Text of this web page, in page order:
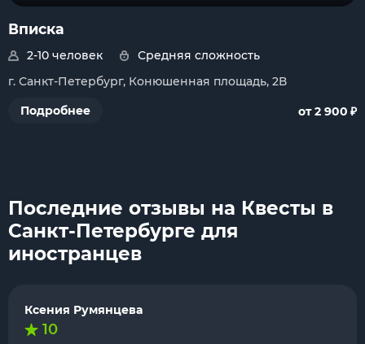
Вписка
2-10 человек
Средняя сложность
г. Санкт-Петербург, Конюшенная площадь, 2В
Подробнее
от 2 900 ₽
Последние отзывы на Квесты в
Санкт-Петербурге для
иностранцев
Ксения Румянцева
10